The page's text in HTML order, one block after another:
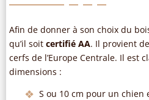
Afin de donner à son choix du
qu’il soit certifié AA. Il provient
cerfs de l’Europe Centrale. Il est
dimensions :
S ou 10 cm pour un chien